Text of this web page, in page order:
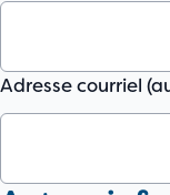
Adresse courriel